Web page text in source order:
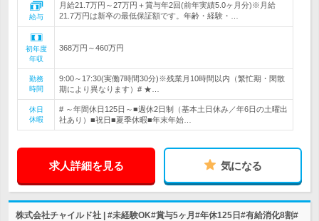
給与
月給21.7万円～27万円＋賞与年2回(前年実績5.0ヶ月分)※月給
21.7万円は新卒の最低保証額です。年齢・経験・…
初年度
年収
368万円～460万円
勤務
時間
9:00～17:30(実働7時間30分)※残業月10時間以内（繁忙期・閑散
期により異なります）# ★…
休日
休暇
# ～年間休日125日～■週休2日制（基本土日休み／年6日の土曜出
社あり）■祝日■夏季休暇■年末年始…
求人詳細を見る 気になる
株式会社チャイルド社 | #未経験OK#賞与5ヶ月#年休125日#有給消化8割#